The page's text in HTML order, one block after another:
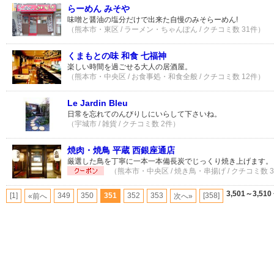
らーめん みそや
味噌と醤油の塩分だけで出来た自慢のみそらーめん!
（熊本市・東区 / ラーメン・ちゃんぽん / クチコミ数 31件）
くまもとの味 和食 七福神
楽しい時間を過ごせる大人の居酒屋。
（熊本市・中央区 / お食事処・和食全般 / クチコミ数 12件）
Le Jardin Bleu
日常を忘れてのんびりしにいらして下さいね。
（宇城市 / 雑貨 / クチコミ数 2件）
焼肉・焼鳥 平蔵 西銀座通店
厳選した鳥を丁寧に一本一本備長炭でじっくり焼き上げます。
（熊本市・中央区 / 焼き鳥・串揚げ / クチコミ数
[1] «前へ 349 350 351 352 353 次へ» [358] 3,501～3,510